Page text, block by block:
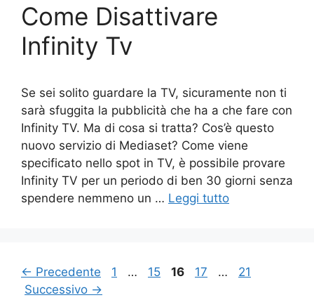
Come Disattivare
Infinity Tv
Se sei solito guardare la TV, sicuramente non ti
sarà sfuggita la pubblicità che ha a che fare con
Infinity TV. Ma di cosa si tratta? Cos’è questo
nuovo servizio di Mediaset? Come viene
specificato nello spot in TV, è possibile provare
Infinity TV per un periodo di ben 30 giorni senza
spendere nemmeno un … Leggi tutto
← Precedente Pagina
1 … Pagina
15 Pagina
16 Pagina
17 … Pagina
21
Successivo →